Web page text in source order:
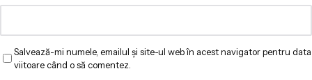
Salvează-mi numele, emailul și site-ul web în acest navigator pentru data
viitoare când o să comentez.